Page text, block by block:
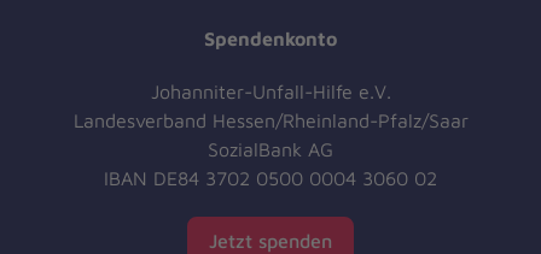
Spendenkonto
Johanniter-Unfall-Hilfe e.V.
Landesverband Hessen/Rheinland-Pfalz/Saar
SozialBank AG
IBAN DE84 3702 0500 0004 3060 02
Jetzt spenden